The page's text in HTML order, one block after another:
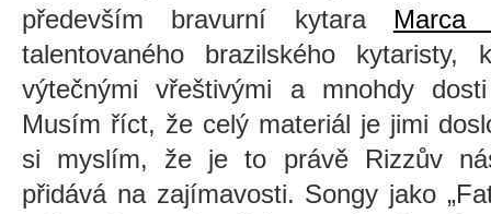
především bravurní kytara Marca
talentovaného brazilského kytaristy,
výtečnými vřeštivými a mnohdy
Musím říct, že celý materiál je jimi
si myslím, že je to právě Rizzův
přidává na zajímavosti. Songy jako